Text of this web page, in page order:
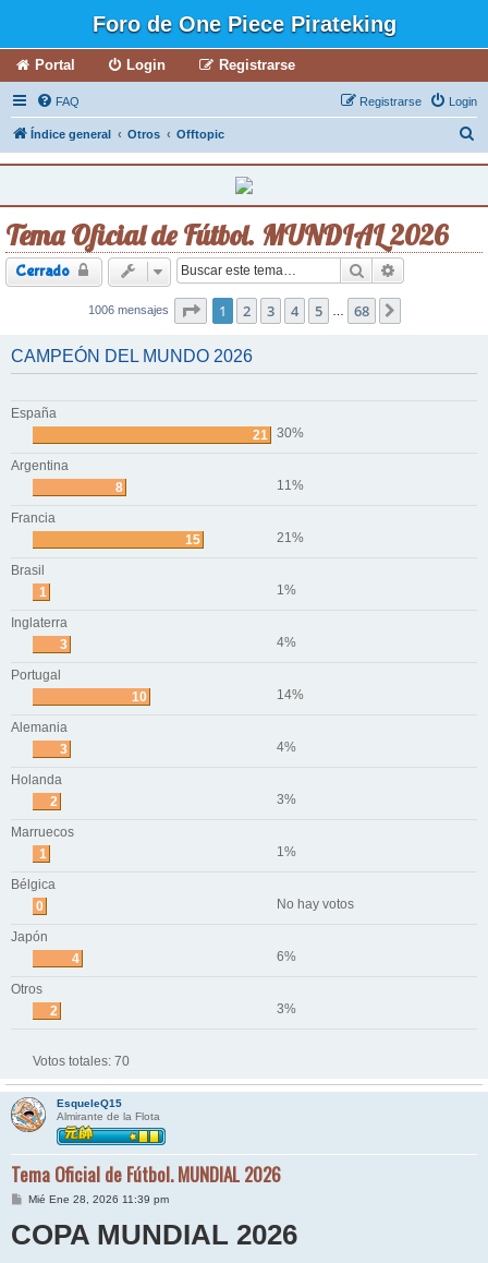
Foro de One Piece Pirateking
Portal Login Registrarse
FAQ Login
Registrarse
Índice general Otros Offtopic
c
Tema Oficial de Fútbol. MUNDIAL 2026
Cerrado Buscar
1006 mensajes Página1 de 68
1 2 3 4 5 68
CAMPEÓN DEL MUNDO 2026
España
21 30%
Argentina
8
11%
Francia
15
21%
Brasil
1
1%
Inglaterra
3
4%
Portugal
10
14%
Alemania
3
4%
Holanda
2
3%
Marruecos
1
1%
Bélgica
0
No hay votos
Japón
4
6%
Otros
2
3%
Votos totales: 70
EsqueleQ15
Almirante de la Flota
Tema Oficial de Fútbol. MUNDIAL 2026
M
n
s
Mié Ene 28, 2026 11:39 pm
COPA MUNDIAL 2026